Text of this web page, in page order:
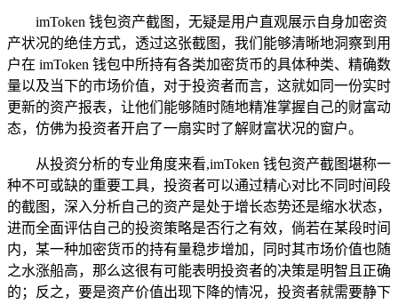
imToken 钱包资产截图，无疑是用户直观展示自身加密资
产状况的绝佳方式，透过这张截图，我们能够清晰地洞察到用
户在 imToken 钱包中所持有各类加密货币的具体种类、精确数
量以及当下的市场价值，对于投资者而言，这就如同一份实时
更新的资产报表，让他们能够随时随地精准掌握自己的财富动
态，仿佛为投资者开启了一扇实时了解财富状况的窗户。
从投资分析的专业角度来看,imToken 钱包资产截图堪称一
种不可或缺的重要工具，投资者可以通过精心对比不同时间段
的截图，深入分析自己的资产是处于增长态势还是缩水状态，
进而全面评估自己的投资策略是否行之有效，倘若在某段时间
内，某一种加密货币的持有量稳步增加，同时其市场价值也随
之水涨船高，那么这很有可能表明投资者的决策是明智且正确
的；反之，要是资产价值出现下降的情况，投资者就需要静下